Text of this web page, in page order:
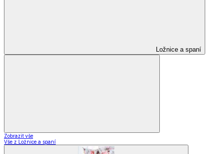
Ložnice a spaní
Zobrazit vše
Vše z Ložnice a spaní